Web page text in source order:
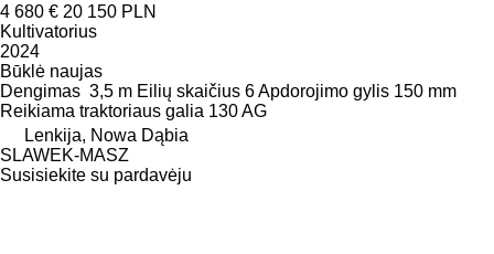
4 680 € 20 150 PLN
Kultivatorius
2024
Būklė naujas
Dengimas 3,5 m Eilių skaičius 6Apdorojimo gylis 150 mm
Reikiama traktoriaus galia 130 AG
Lenkija, Nowa Dąbia
SLAWEK-MASZ
Susisiekite su pardavėju